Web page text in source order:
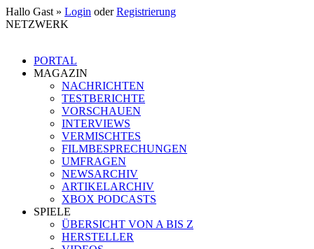
Hallo Gast » Login oderRegistrierung
NETZWERK
PORTAL
MAGAZIN
NACHRICHTEN
TESTBERICHTE
VORSCHAUEN
INTERVIEWS
VERMISCHTES
FILMBESPRECHUNGEN
UMFRAGEN
NEWSARCHIV
ARTIKELARCHIV
XBOX PODCASTS
SPIELE
ÜBERSICHT VON A BIS Z
HERSTELLER